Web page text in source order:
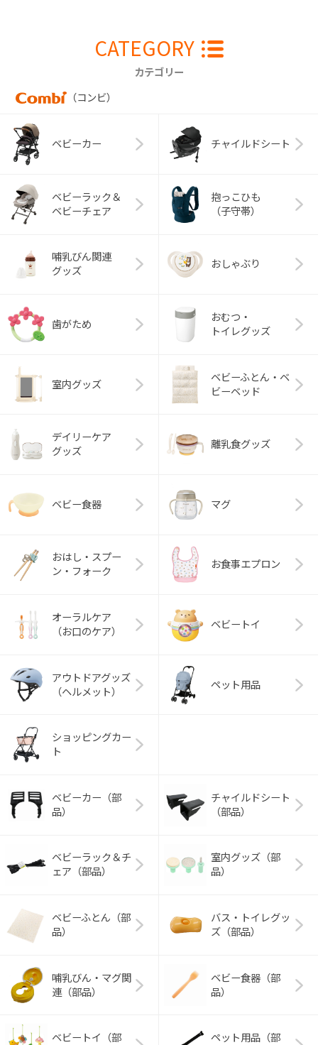
CATEGORY
カテゴリー
（コンビ）
ベビーカー チャイルドシート
ベビーラック＆
ベビーチェア
抱っこひも
（子守帯）
哺乳びん関連
グッズ
おしゃぶり
歯がため
おむつ・
トイレグッズ
室内グッズ
ベビーふとん・ベ
ビーベッド
デイリーケア
グッズ
離乳食グッズ
ベビー食器 マグ
おはし・スプー
ン・フォーク
お食事エプロン
オーラルケア
（お口のケア）
ベビートイ
アウトドアグッズ
（ヘルメット）
ペット用品
ショッピングカー
ト
ベビーカー（部
品）
チャイルドシート
（部品）
ベビーラック＆チ
ェア（部品）
室内グッズ（部
品）
ベビーふとん（部
品）
バス・トイレグッ
ズ（部品）
哺乳びん・マグ関
連（部品）
ベビー食器（部
品）
ベビートイ（部
ペット用品（部